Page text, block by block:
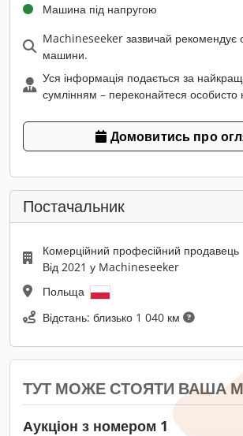
Машина під напругою
Machineseeker зазвичай рекомендує
машини.
Уся інформація подається за
сумлінням – переконайтеся особисто
Домовитись про
Постачальник
Комерційний професійний продавець
Від 2021 у Machineseeker
Польща
Відстань: близько 1 040 км
ТУТ МОЖЕ СТОЯТИ ВАША
Аукціон з номером 1